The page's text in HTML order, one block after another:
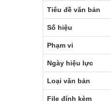
Tiêu đề văn bản
Số hiệu
Phạm vi
Ngày hiệu lực
Loại văn bản
File đính kèm